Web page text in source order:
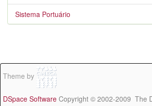
Sistema Portuário
Theme by
DSpace Software Copyright © 2002-2009 The